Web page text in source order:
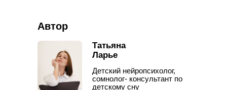
Автор
Татьяна
Ларье
Детский нейропсихолог,
сомнолог- консультант по
детскому сну